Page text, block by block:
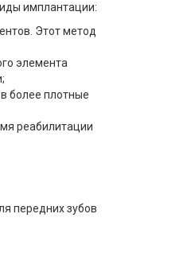
имплантации:
Этот метод
элемента
более плотные
реабилитации
передних зубов